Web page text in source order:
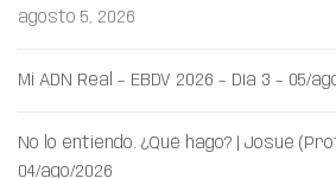
agosto 5, 2026
Mi ADN Real – EBDV 2026 – Día 3 – 05/
No lo entiendo. ¿Qué hago? | Josué
04/ago/2026